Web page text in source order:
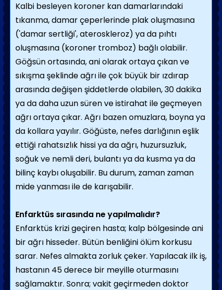
Kalbi besleyen koroner kan damarlarındaki
tıkanma, damar çeperlerinde plak oluşmasına
('damar sertliği', ateroskleroz) ya da pıhtı
oluşmasına (koroner tromboz) bağlı olabilir.
Göğsün ortasında, ani olarak ortaya çıkan ve
sıkışma şeklinde ağrı ile çok büyük bir ızdırap
arasında değişen şiddetlerde olabilen, 30 dakika
ya da daha uzun süren ve istirahat ile geçmeyen
ağrı ortaya çıkar. Ağrı bazen omuzlara, boyna ya
da kollara yayılır. Göğüste, nefes darlığının eşlik
ettiği rahatsızlık hissi ya da ağrı, huzursuzluk,
soğuk ve nemli deri, bulantı ya da kusma ya da
bilinç kaybı oluşabilir. Bu durum, zaman zaman
mide yanması ile de karışabilir.
Enfarktüs sırasında ne yapılmalıdır?
Enfarktüs krizi geçiren hasta; kalp bölgesinde ani
bir ağrı hisseder. Bütün benliğini ölüm korkusu
sarar. Nefes almakta zorluk çeker. Yapılacak ilk iş,
hastanın 45 derece bir meyille oturmasını
sağlamaktır. Sonra; vakit geçirmeden doktor